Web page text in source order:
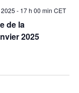
vues
de la
2025
- 17 h 00 min CET